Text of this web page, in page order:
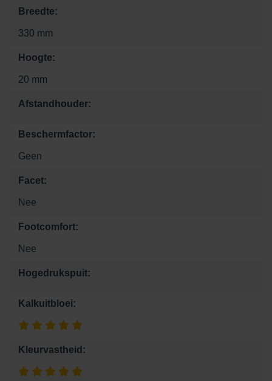
Breedte:
330 mm
Hoogte:
20 mm
Afstandhouder:
Beschermfactor:
Geen
Facet:
Nee
Footcomfort:
Nee
Hogedrukspuit:
Kalkuitbloei:
Kleurvastheid: